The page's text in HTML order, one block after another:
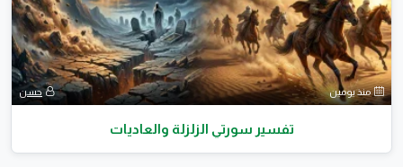
منذ يومين حسن
تفسير سورتي الزلزلة والعاديات